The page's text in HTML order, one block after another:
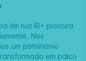
de rua IR+ procura
Nos
um património
em palco